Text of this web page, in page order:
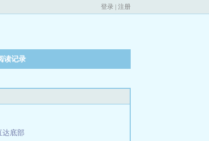
登录 | 注册
读记录
达底部